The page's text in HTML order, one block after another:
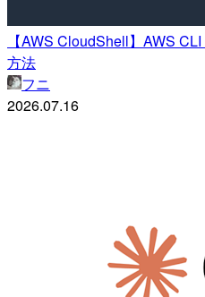
【AWS CloudShell】AWS
方法
フニ
2026.07.16